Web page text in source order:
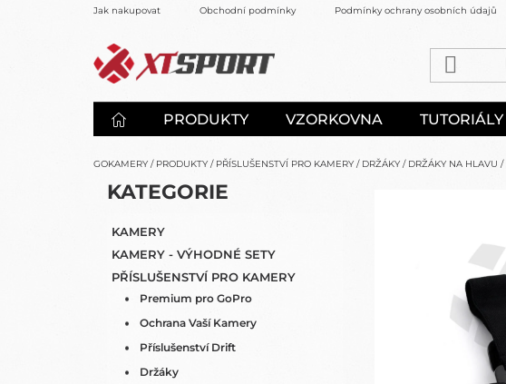
Jak nakupovat Obchodní podmínky Podmínky ochrany osobních údajů
PRODUKTY VZORKOVNA TUTORIÁLY
GOKAMERY / PRODUKTY / PŘÍSLUŠENSTVÍ PRO KAMERY / DRŽÁKY / DRŽÁKY NA HLAVU /
O
PŘESKOČIT
K
T
E
G
O
KATEGORIE
KAMERY
KAMERY - VÝHODNÉ SETY
PŘÍSLUŠENSTVÍ PRO KAMERY
Premium pro GoPro
Ochrana Vaší Kamery
Příslušenství Drift
Držáky